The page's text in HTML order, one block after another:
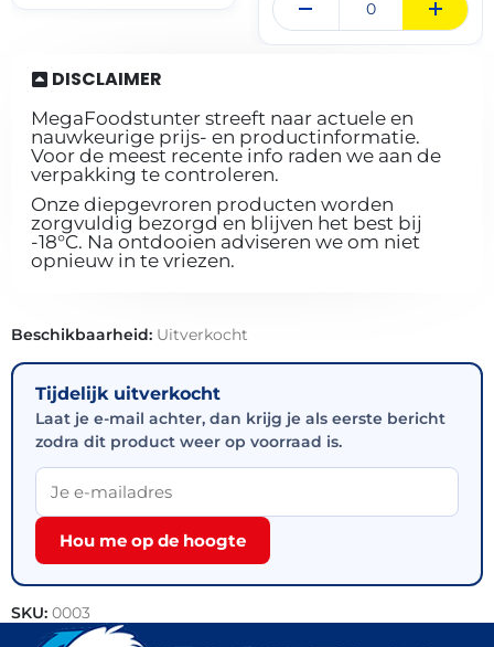
DISCLAIMER
MegaFoodstunter streeft naar actuele en
nauwkeurige prijs- en productinformatie.
Voor de meest recente info raden we aan de
verpakking te controleren.
Onze diepgevroren producten worden
zorgvuldig bezorgd en blijven het best bij
-18°C. Na ontdooien adviseren we om niet
opnieuw in te vriezen.
Beschikbaarheid: Uitverkocht
Tijdelijk uitverkocht
Laat je e-mail achter, dan krijg je als eerste bericht
zodra dit product weer op voorraad is.
Hou me op de hoogte
SKU: 0003
Categorie: Patisserie